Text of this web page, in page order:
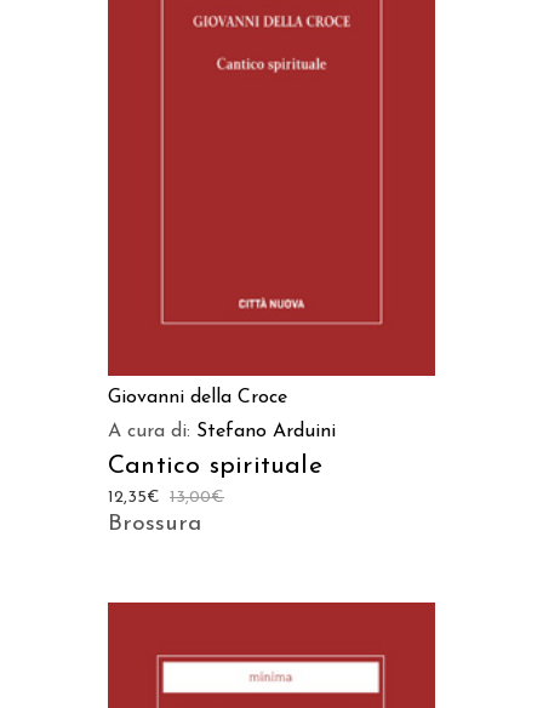
Giovanni della Croce
A cura di: Stefano Arduini
Cantico spirituale
13,00€
12,35€
Brossura